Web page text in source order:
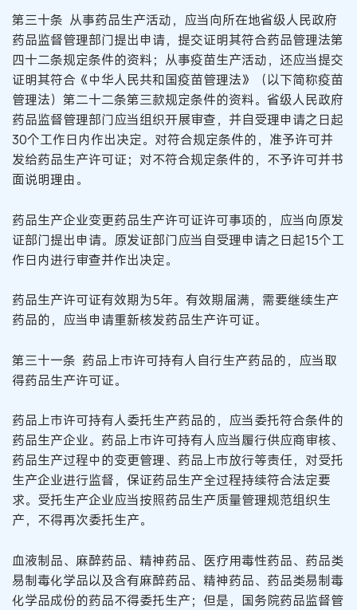
第三十条 从事药品生产活动，应当向所在地省级人民政府
药品监督管理部门提出申请，提交证明其符合药品管理法第
四十二条规定条件的资料；从事疫苗生产活动，还应当提交
证明其符合《中华人民共和国疫苗管理法》（以下简称疫苗
管理法）第二十二条第三款规定条件的资料。省级人民政府
药品监督管理部门应当组织开展审查，并自受理申请之日起
30个工作日内作出决定。对符合规定条件的，准予许可并
发给药品生产许可证；对不符合规定条件的，不予许可并书
面说明理由。
药品生产企业变更药品生产许可证许可事项的，应当向原发
证部门提出申请。原发证部门应当自受理申请之日起15个工
作日内进行审查并作出决定。
药品生产许可证有效期为5年。有效期届满，需要继续生产
药品的，应当申请重新核发药品生产许可证。
第三十一条 药品上市许可持有人自行生产药品的，应当取
得药品生产许可证。
药品上市许可持有人委托生产药品的，应当委托符合条件的
药品生产企业。药品上市许可持有人应当履行供应商审核、
药品生产过程中的变更管理、药品上市放行等责任，对受托
生产企业进行监督，保证药品生产全过程持续符合法定要
求。受托生产企业应当按照药品生产质量管理规范组织生
产，不得再次委托生产。
血液制品、麻醉药品、精神药品、医疗用毒性药品、药品类
易制毒化学品以及含有麻醉药品、精神药品、药品类易制毒
化学品成份的药品不得委托生产；但是，国务院药品监督管